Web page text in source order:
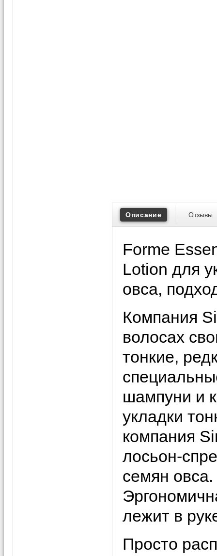
Описание Отзывы
Forme
Lotion для
овса,
Компания
волосах
тонкие,
шампуни и
укладки
компания
лосьон-
семян
лежит в
Просто